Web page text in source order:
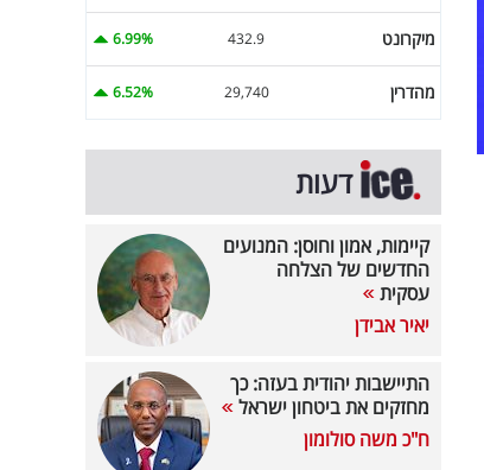
מיקרונט 432.9
6.99%
מהדרין 29,740
6.52%
דעות
קיימות, אמון וחוסן: המנועים
החדשים של הצלחה
עסקית
יאיר אבידן
התיישבות יהודית בעזה: כך
מחזקים את ביטחון ישראל
ח"כ משה סולומון